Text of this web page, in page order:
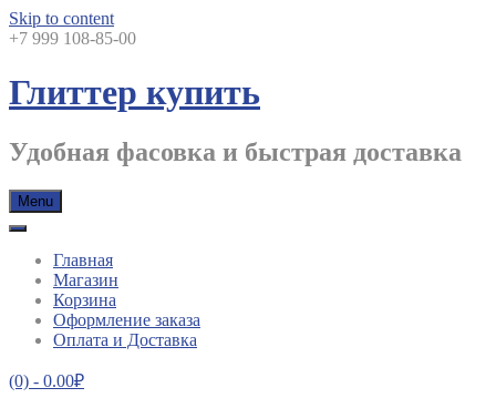
Skip to content
+7 999 108-85-00
Глиттер купить
Удобная фасовка и быстрая доставка
Menu
Главная
Магазин
Корзина
Оформление заказа
Оплата и Доставка
(0) - 0.00₽